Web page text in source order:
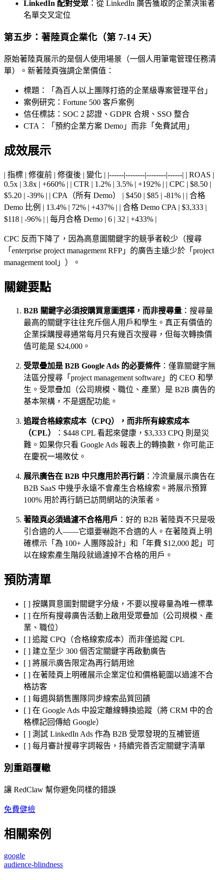
LinkedIn 配對受眾 ：從 LinkedIn 廣告獲取的企業決策者
名單交叉定位
第五步：著陸頁企業化（第 7-14 天）
原始著陸頁展示的是個人使用場景（一個人用筆電管理任務清
單）。新著陸頁強調企業價值：
標題：「為百人以上團隊打造的企業級專案管理平台」
案例研究：Fortune 500 客戶案例
信任標誌：SOC 2 認證、GDPR 合規、SSO 整合
CTA：「預約企業方案 Demo」而非「免費試用」
成效展示
| 指標 | 修復前 | 修復後 | 變化 | |------|--------|--------|------| | ROAS |
0.5x | 3.8x | +660% | | CTR | 1.2% | 3.5% | +192% | | CPC | $8.50 |
$5.20 | -39% | | CPA（所有 Demo） | $450 | $85 | -81% | | 合格
Demo 比例 | 13.4% | 72% | +437% | | 合格 Demo CPA | $3,333 |
$118 | -96% | | 每月合格 Demo | 6 | 32 | +433% |
CPC 反而下降了，因為高意圖關鍵字的競爭者較少（搜尋
「enterprise project management RFP」的廣告主遠少於「project
management tool」）。
關鍵要點
B2B 關鍵字必須按購買意圖選擇，而非搜尋量 ：搜尋量
最高的關鍵字往往充斥個人用戶和學生。真正有價值的
企業採購搜尋通常每月只有幾百次搜尋，但每次轉換價
值可能是 $24,000。
受眾疊加是 B2B Google Ads 的必要條件 ：僅靠關鍵字無
法區分搜尋「project management software」的 CEO 和學
生。受眾疊加（公司規模、職位、產業）是 B2B 廣告的
基本架構，不是選配功能。
追蹤合格線索成本（CPQ），而非所有線索成本
（CPL）
：$448 CPL 看起來健康，$3,333 CPQ 則是災
難。如果你只看 Google Ads 報表上的轉換數，你可能正
在慶祝一場敗仗。
展示廣告在 B2B 中只應用於再行銷 ：冷流量展示廣告在
B2B SaaS 中幾乎永遠不會產生合格線索。將展示預算
100% 用於再行銷已訪問網站的決策者。
著陸頁必須過濾不合格用戶 ：好的 B2B 著陸頁不只是吸
引合適的人——它還要嚇跑不合適的人。在著陸頁上明
確標示「為 100+ 人團隊設計」和「年費 $12,000 起」可
以在線索產生階段就過濾掉不合格的用戶。
預防清單
[ ] 按購買意圖對關鍵字分級，不要以搜尋量為唯一標準
[ ] 在所有搜尋廣告活動上啟用受眾疊加（公司規模、產
業、職位）
[ ] 追蹤 CPQ（合格線索成本）而非僅追蹤 CPL
[ ] 建立至少 300 個否定關鍵字再啟動廣告
[ ] 將展示廣告限定為再行銷用途
[ ] 在著陸頁上明確展示企業定位和價格範圍以過濾不合
格訪客
[ ] 每週與銷售團隊同步線索品質回饋
[ ] 在 Google Ads 中設定離線轉換追蹤（將 CRM 中的合
格標記回傳給 Google）
[ ] 測試 LinkedIn Ads 作為 B2B 受眾發現的互補管道
[ ] 每月審計搜尋字詞報告，持續完善否定關鍵字清單
別重蹈覆轍
讓 RedClaw 幫你避免同樣的錯誤
免費健檢
相關案例
google
audience-blindness